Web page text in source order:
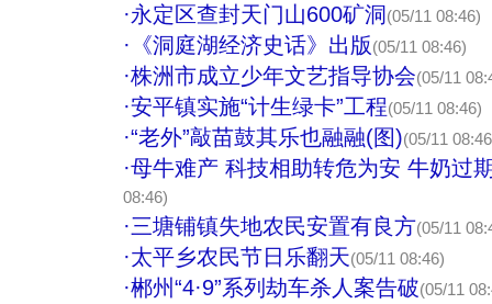
·永定区查封天门山600矿洞(05/11 08:46)
· 《洞庭湖经济史话》出版(05/11 08:46)
·株洲市成立少年文艺指导协会(05/11
·安平镇实施“计生绿卡”工程(05/11 08:46)
·“老外”敲苗鼓其乐也融融(图)(05/11
·母牛难产 科技相助转危为安 牛奶过
08:46)
·三塘铺镇失地农民安置有良方(05/11
·太平乡农民节日乐翻天(05/11 08:46)
·郴州“4·9”系列劫车杀人案告破(05/11